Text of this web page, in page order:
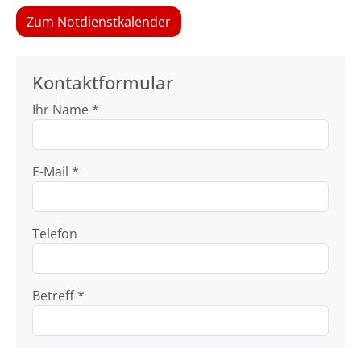
Zum Notdienstkalender
Kontaktformular
Ihr Name *
E-Mail *
Telefon
Betreff *